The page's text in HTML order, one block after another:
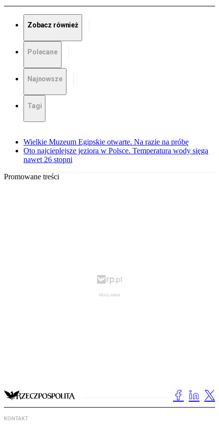
Zobacz również
Polecane
Najnowsze
Tagi
Wielkie Muzeum Egipskie otwarte. Na razie na próbę
Oto najcieplejsze jeziora w Polsce. Temperatura wody sięga
nawet 26 stopni
Promowane treści
KONTAKT